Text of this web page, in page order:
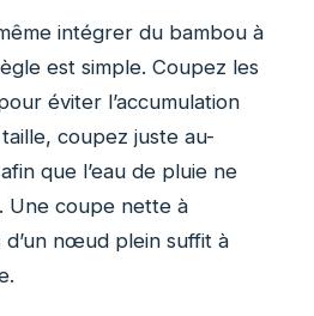
intégrer du bambou à
est simple. Coupez les
éviter l’accumulation
coupez juste au-
que l’eau de pluie ne
Une coupe nette à
d’un nœud plein suffit à